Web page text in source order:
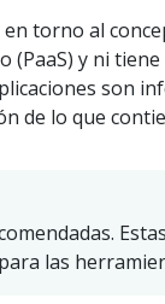
torno al
(PaaS) y ni
son
de lo que
las